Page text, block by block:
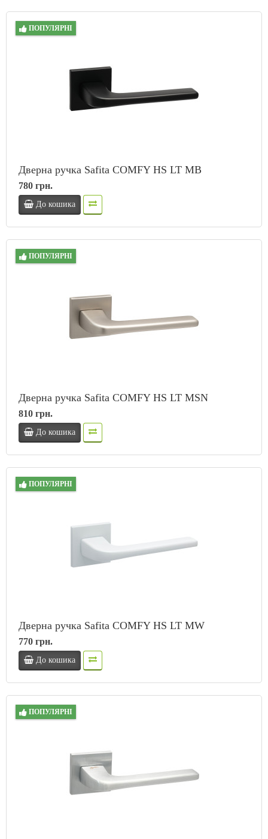
ПОПУЛЯРНІ
Дверна ручка Safita COMFY HS LT MB
780 грн.
До кошика
ПОПУЛЯРНІ
Дверна ручка Safita COMFY HS LT MSN
810 грн.
До кошика
ПОПУЛЯРНІ
Дверна ручка Safita COMFY HS LT MW
770 грн.
До кошика
ПОПУЛЯРНІ